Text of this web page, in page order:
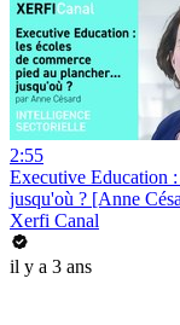
2:55
Executive Education :
jusqu'où ? [Anne
Xerfi Canal
il y a 3 ans